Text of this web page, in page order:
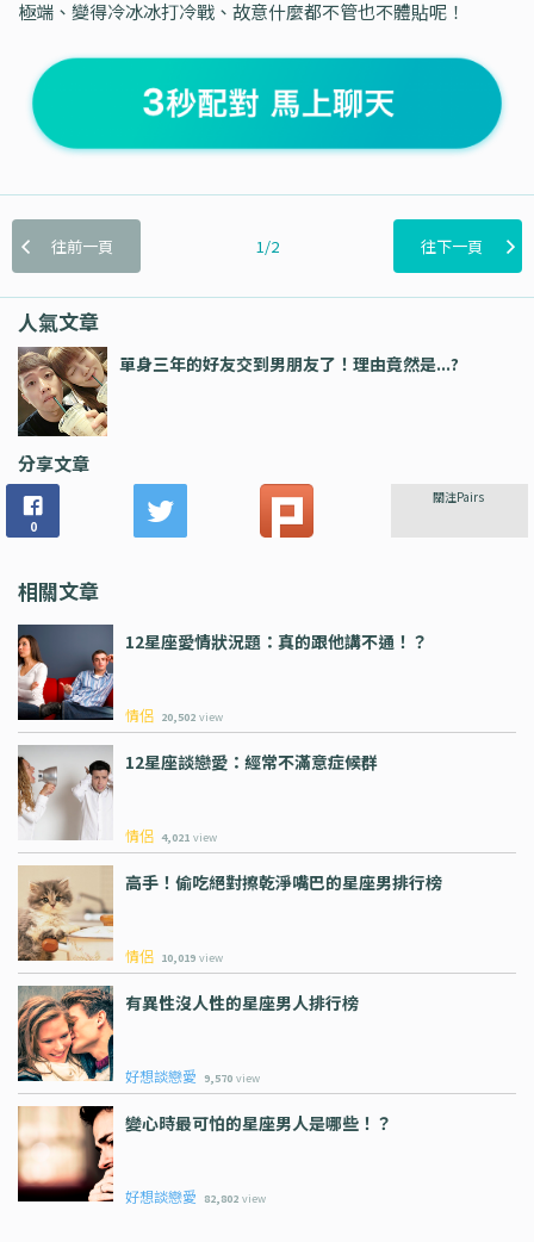
極端、變得冷冰冰打冷戰、故意什麼都不管也不體貼呢！
往前一頁 1/2 往下一頁
人氣文章
單身三年的好友交到男朋友了！理由竟然是...?
分享文章
0
關注Pairs
相關文章
12星座愛情狀況題：真的跟他講不通！？
情侶 20,502 view
12星座談戀愛：經常不滿意症候群
情侶 4,021 view
高手！偷吃絕對擦乾淨嘴巴的星座男排行榜
情侶 10,019 view
有異性沒人性的星座男人排行榜
好想談戀愛 9,570 view
變心時最可怕的星座男人是哪些！？
好想談戀愛 82,802 view